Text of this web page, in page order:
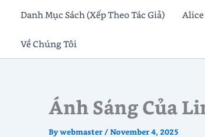
Skip
content
Danh Mục Sách (Xếp Theo Tác Giả)
Về Chúng Tôi
Ánh Sáng Của
Bywebmaster /November 4, 2025